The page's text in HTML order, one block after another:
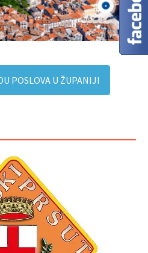
POSLOVA U ŽUPANIJI